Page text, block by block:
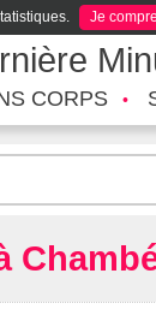
Je
CORPS